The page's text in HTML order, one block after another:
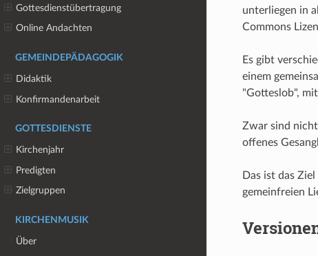
Gottesdienstübertragung
Online Andachten
GEMEINDEPÄDAGOGIK
Didaktik
Konfirmandenarbeit
GOTTESDIENSTE
Kirchenjahr
Predigten
Zielgruppen
KIRCHENMUSIK
Über
unterliegen in
Commons
Es gibt
einem
"Gotteslob",
Zwar sind nicht
offenes
Das ist das
gemeinfreien